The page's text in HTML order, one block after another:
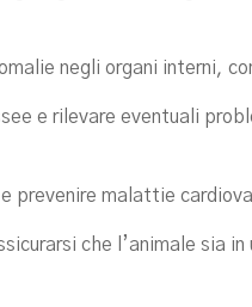
negli organi interni,
e rilevare eventuali
prevenire malattie
che l’animale sia